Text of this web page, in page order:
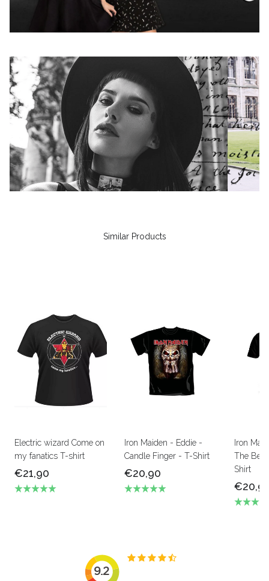
Similar Products
Electric wizard Come on
my fanatics T-shirt
€21,90
Iron Maiden - Eddie -
Candle Finger - T-Shirt
€20,90
Iron
The
Shirt